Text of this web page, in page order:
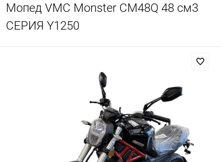
Мопед VMC Monster CM48Q 48 см3
СЕРИЯ Y1250